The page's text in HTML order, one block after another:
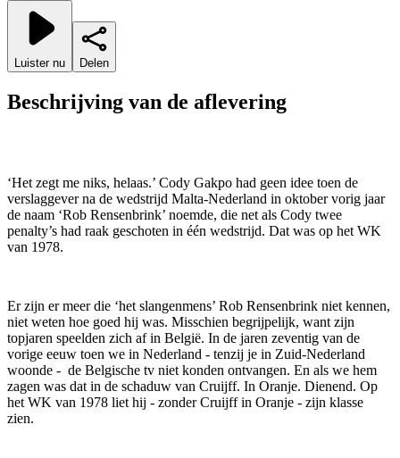
Luister nu Delen
Beschrijving van de aflevering
‘Het zegt me niks, helaas.’ Cody Gakpo had geen idee toen de
verslaggever na de wedstrijd Malta-Nederland in oktober vorig jaar
de naam ‘Rob Rensenbrink’ noemde, die net als Cody twee
penalty’s had raak geschoten in één wedstrijd. Dat was op het WK
van 1978.
Er zijn er meer die ‘het slangenmens’ Rob Rensenbrink niet kennen,
niet weten hoe goed hij was. Misschien begrijpelijk, want zijn
topjaren speelden zich af in België. In de jaren zeventig van de
vorige eeuw toen we in Nederland - tenzij je in Zuid-Nederland
woonde - de Belgische tv niet konden ontvangen. En als we hem
zagen was dat in de schaduw van Cruijff. In Oranje. Dienend. Op
het WK van 1978 liet hij - zonder Cruijff in Oranje - zijn klasse
zien.